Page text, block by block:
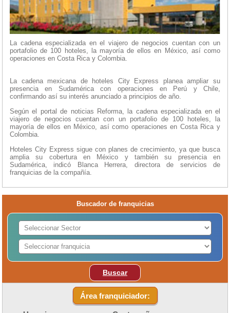
La cadena especializada en el viajero de negocios cuentan con un
portafolio de 100 hoteles, la mayoría de ellos en México, así como
operaciones en Costa Rica y Colombia.
La cadena mexicana de hoteles City Express planea ampliar su
presencia en Sudamérica con operaciones en Perú y Chile,
confirmando así su interés anunciado a principios de año.
Según el portal de noticias Reforma, la cadena especializada en el
viajero de negocios cuentan con un portafolio de 100 hoteles, la
mayoría de ellos en México, así como operaciones en Costa Rica y
Colombia.
Hoteles City Express sigue con planes de crecimiento, ya que busca
amplia su cobertura en México y también su presencia en
Sudamérica, indicó Blanca Herrera, directora de servicios de
franquicias de la compañía.
Buscador de franquicias
Buscar
Área franquiciador: